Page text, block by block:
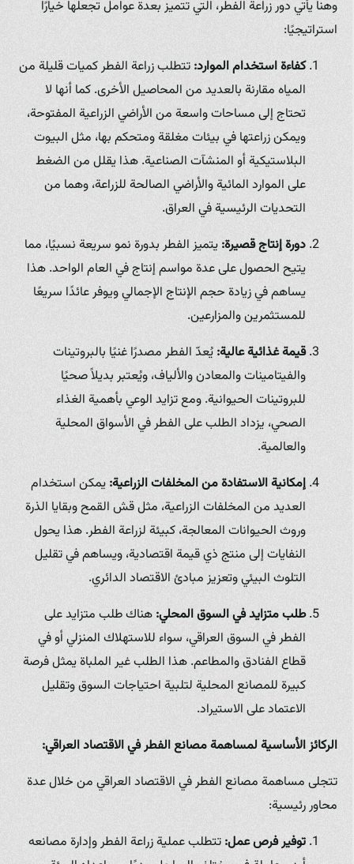
وهنا يأتي دور زراعة الفطر، التي تتميز بعدة عوامل تجعلها خيارًا
استراتيجيًا:
كفاءة استخدام الموارد:تتطلب زراعة الفطر كميات قليلة من
المياه مقارنة بالعديد من المحاصيل الأخرى. كما أنها لا
تحتاج إلى مساحات واسعة من الأراضي الزراعية المفتوحة،
ويمكن زراعتها في بيئات مغلقة ومتحكم بها، مثل البيوت
البلاستيكية أو المنشآت الصناعية. هذا يقلل من الضغط
على الموارد المائية والأراضي الصالحة للزراعة، وهما من
التحديات الرئيسية في العراق.
دورة إنتاج قصيرة:يتميز الفطر بدورة نمو سريعة نسبيًا، مما
يتيح الحصول على عدة مواسم إنتاج في العام الواحد. هذا
يساهم في زيادة حجم الإنتاج الإجمالي ويوفر عائدًا سريعًا
للمستثمرين والمزارعين.
قيمة غذائية عالية:يُعدّ الفطر مصدرًا غنيًا بالبروتينات
والفيتامينات والمعادن والألياف، ويُعتبر بديلاً صحيًا
للبروتينات الحيوانية. ومع تزايد الوعي بأهمية الغذاء
الصحي، يزداد الطلب على الفطر في الأسواق المحلية
والعالمية.
إمكانية الاستفادة من المخلفات الزراعية:يمكن استخدام
العديد من المخلفات الزراعية، مثل قش القمح وبقايا الذرة
وروث الحيوانات المعالجة، كبيئة لزراعة الفطر. هذا يحول
النفايات إلى منتج ذي قيمة اقتصادية، ويساهم في تقليل
التلوث البيئي وتعزيز مبادئ الاقتصاد الدائري.
طلب متزايد في السوق المحلي:هناك طلب متزايد على
الفطر في السوق العراقي، سواء للاستهلاك المنزلي أو في
قطاع الفنادق والمطاعم. هذا الطلب غير الملباة يمثل فرصة
كبيرة للمصانع المحلية لتلبية احتياجات السوق وتقليل
الاعتماد على الاستيراد.
الركائز الأساسية لمساهمة مصانع الفطر في الاقتصاد العراقي:
تتجلى مساهمة مصانع الفطر في الاقتصاد العراقي من خلال عدة
محاور رئيسية:
توفير فرص عمل:تتطلب عملية زراعة الفطر وإدارة مصانعه